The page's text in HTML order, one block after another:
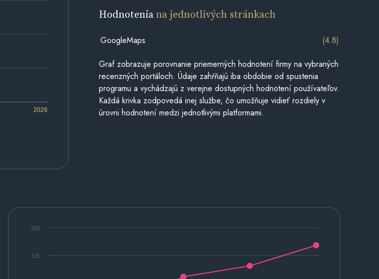
2026
Hodnoteniana jednotlivých stránkach
GoogleMaps (4.8)
Graf zobrazuje porovnanie priemerných hodnotení firmy na vybraných
recenzných portáloch. Údaje zahŕňajú iba obdobie od spustenia
programu a vychádzajú z verejne dostupných hodnotení používateľov.
Každá krivka zodpovedá inej službe, čo umožňuje vidieť rozdiely v
úrovni hodnotení medzi jednotlivými platformami.
125
150